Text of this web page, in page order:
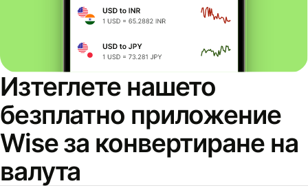
Изтеглете нашето
безплатно приложение
Wise за конвертиране на
валута